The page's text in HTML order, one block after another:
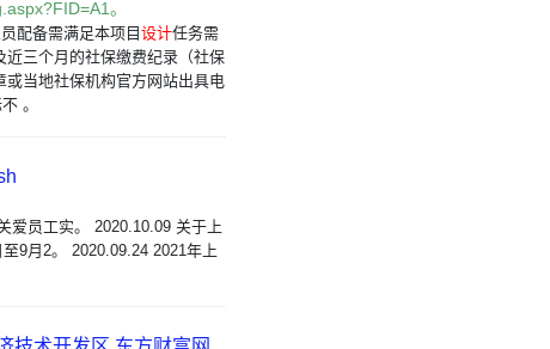
。
配备需满足本项目设计任务需
三个月的社保缴费纪录（社保
当地社保机构官方网站出具电
。
爱员工实。 2020.10.09 关于上
9月2。 2020.09.24 2021年上